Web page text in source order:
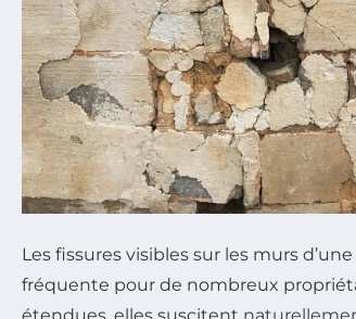
Les fissures visibles sur les murs
fréquente pour de nombreux